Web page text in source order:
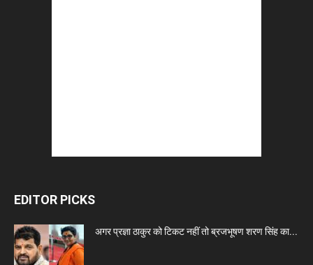
EDITOR PICKS
अगर प्रज्ञा ठाकुर को टिकट नहीं तो ब्रजभूषण शरण सिंह का...